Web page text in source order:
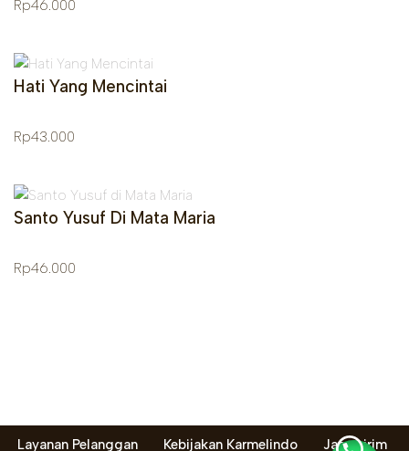
Rp46.000
Hati Yang Mencintai
Rp43.000
Santo Yusuf Di Mata Maria
Rp46.000
Layanan Pelanggan Kebijakan Karmelindo Jasa kirim